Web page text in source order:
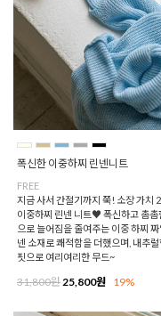
폭신한 이중하찌 린넨니트
FREE
지금 사서 간절기까지 쭉! 소장 가치
이중하찌 린넨 니트♥ 폭신하고 촘촘
으로 늘어짐을 줄여주는 이중 하찌 짜
넨 소재로 쾌적함을 더했으며, 내추
핏으로 여리여리한 무드~
31,800원25,800원 19%